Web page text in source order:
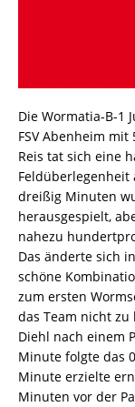
Die Wormatia-B-1
FSV Abenheim
Reis tat sich eine
Feldüberlegenheit
dreißig Minuten
herausgespielt,
nahezu
Das änderte sich
schöne
zum ersten
das Team nicht
Diehl nach einem
Minute folgte das
Minute erzielte
Minuten vor der